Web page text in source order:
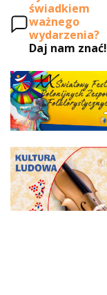
świadkiem
ważnego
wydarzenia?
Daj nam znać!